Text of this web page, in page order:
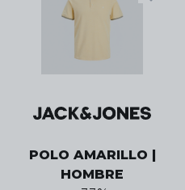
POLO AMARILLO |
HOMBRE